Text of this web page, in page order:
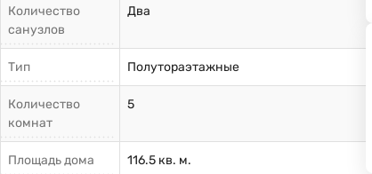
Количество
санузлов
Два
Тип Полутораэтажные
Количество
комнат
5
Площадь дома
116.5 кв. м.